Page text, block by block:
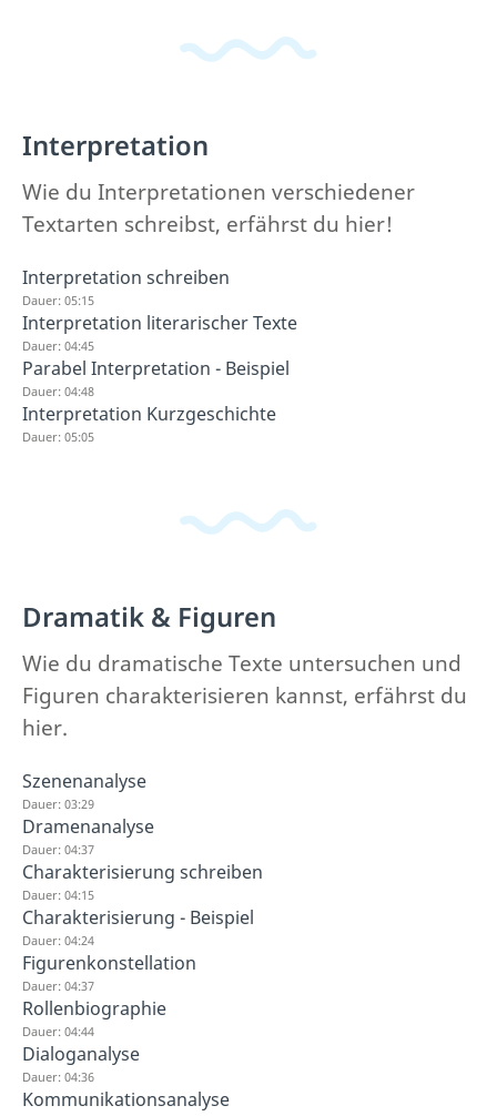
Interpretation
Wie du Interpretationen verschiedener
Textarten schreibst, erfährst du hier!
Interpretation schreiben
Dauer: 05:15
Interpretation literarischer Texte
Dauer: 04:45
Parabel Interpretation - Beispiel
Dauer: 04:48
Interpretation Kurzgeschichte
Dauer: 05:05
Dramatik & Figuren
Wie du dramatische Texte untersuchen und
Figuren charakterisieren kannst, erfährst du
hier.
Szenenanalyse
Dauer: 03:29
Dramenanalyse
Dauer: 04:37
Charakterisierung schreiben
Dauer: 04:15
Charakterisierung - Beispiel
Dauer: 04:24
Figurenkonstellation
Dauer: 04:37
Rollenbiographie
Dauer: 04:44
Dialoganalyse
Dauer: 04:36
Kommunikationsanalyse